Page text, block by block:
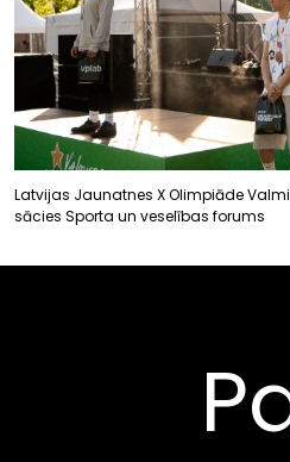
Latvijas Jaunatnes X Olimpiāde
sācies Sporta un veselības forums